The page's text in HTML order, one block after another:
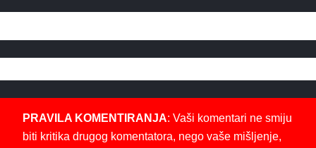
PRAVILA KOMENTIRANJA: Vaši komentari ne smiju
biti kritika drugog komentatora, nego vaše mišljenje,